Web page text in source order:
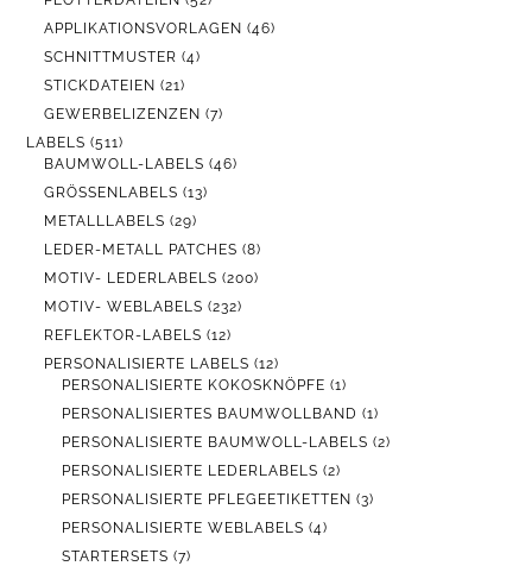
PRODUKTE
APPLIKATIONSVORLAGEN 4646
SCHNITTMUSTER 44
STICKDATEIEN 2121
PRODUKTE
GEWERBELIZENZEN 77
LABELS 511511
PRODUKTE
BAUMWOLL-LABELS 4646
GRÖSSENLABELS 1313
METALLLABELS 2929
PRODUKTE
LEDER-METALL PATCHES 88
PRODUKTE
MOTIV- LEDERLABELS 200200
MOTIV- WEBLABELS 232232
REFLEKTOR-LABELS 1212
PRODUKTE
PERSONALISIERTE LABELS 1212
PRODUKTE
PERSONALISIERTE KOKOSKNÖPFE 11
PRODUKT
PERSONALISIERTES BAUMWOLLBAND 11
PRODUKT
PERSONALISIERTE BAUMWOLL-LABELS 22
PERSONALISIERTE LEDERLABELS 22
PRODUKTE
PERSONALISIERTE PFLEGEETIKETTEN 33
PERSONALISIERTE WEBLABELS 44
STARTERSETS 77